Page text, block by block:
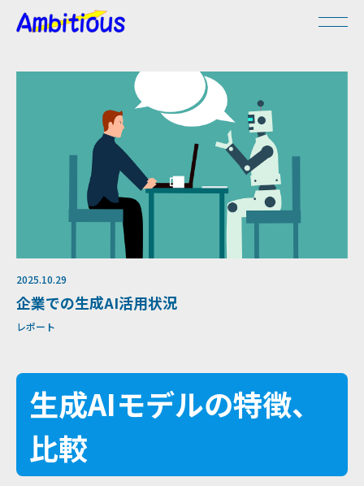
2025.10.29
企業での生成AI活用状況
レポート
生成AIモデルの特徴、
比較